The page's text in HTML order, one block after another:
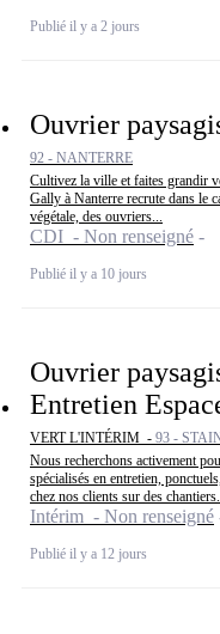
Publié il y a 2 jours
Ouvrier
92 - NANTERRE
Cultivez la ville et faites grandir
Gally à Nanterre recrute dans le
végétale, des ouvriers...
CDI - Non renseigné
Publié il y a 10 jours
Ouvrier
Entretien
VERT L'INTÉRIM - 93 -
Nous recherchons activement
spécialisés en entretien,
chez nos clients sur des chantiers...
Intérim - Non renseigné
Publié il y a 12 jours